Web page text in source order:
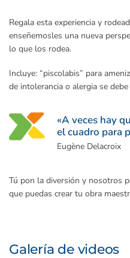
Regala esta experiencia y
enseñemosles una nueva
lo que los rodea.
Incluye: “piscolabis” para
de intolerancia o alergia se debe
«A veces hay
el cuadro para
Eugène Delacroix
Tú pon la diversión y nosotros
que puedas crear tu obra
Galería de videos